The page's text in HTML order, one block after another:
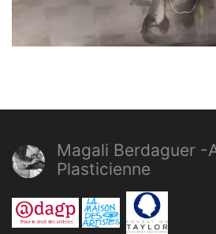
Magali Berdaguer -
Plasticienne